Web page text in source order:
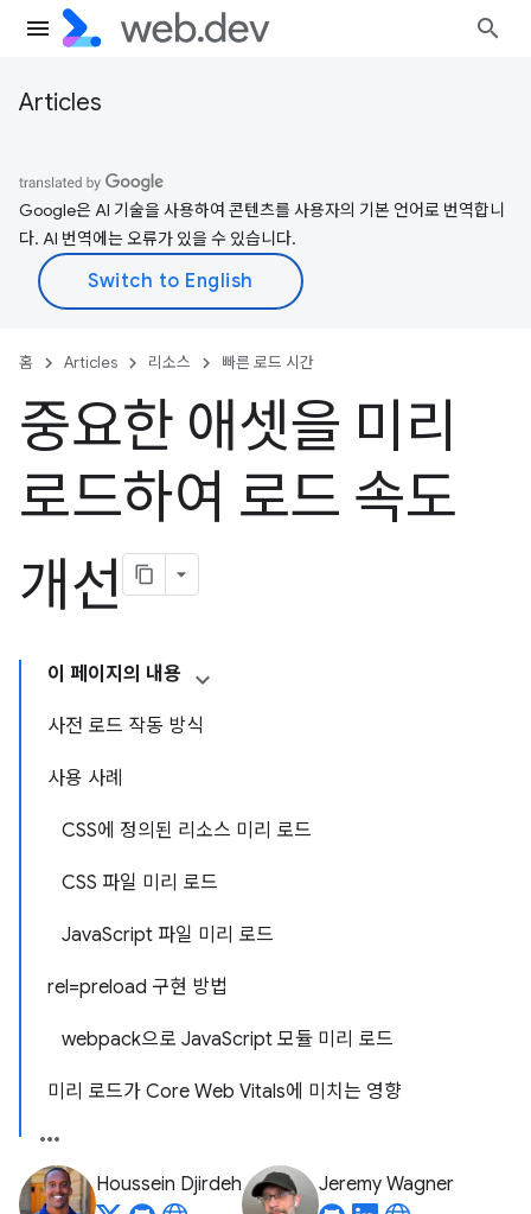
Articles
Google은 AI 기술을 사용하여 콘텐츠를 사용자의 기본 언어로 번역합니
다. AI 번역에는 오류가 있을 수 있습니다.
홈 Articles 리소스 빠른 로드 시간
중요한 애셋을 미리
로드하여 로드 속도
개선
이 페이지의 내용
사전 로드 작동 방식
사용 사례
CSS에 정의된 리소스 미리 로드
CSS 파일 미리 로드
JavaScript 파일 미리 로드
rel=preload 구현 방법
webpack으로 JavaScript 모듈 미리 로드
미리 로드가 Core Web Vitals에 미치는 영향
Houssein Djirdeh Jeremy Wagner